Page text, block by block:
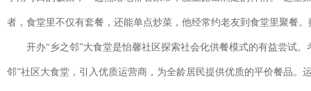
者，食堂里不仅有套餐，还能单点炒菜，他经常约老友到食堂里聚餐
开办“乡之邻”大食堂是怡馨社区探索社会化供餐模式的有益尝试
邻”社区大食堂，引入优质运营商，为全龄居民提供优质的平价餐品。